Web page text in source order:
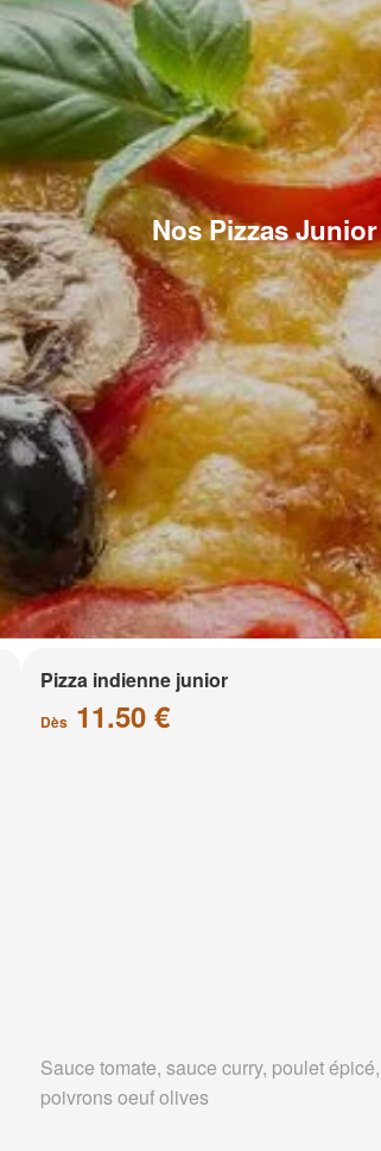
Nos Pizzas Junior
Pizza indienne junior
Dès11.50 €
Sauce tomate, sauce curry, poulet épicé,
poivrons oeuf olives